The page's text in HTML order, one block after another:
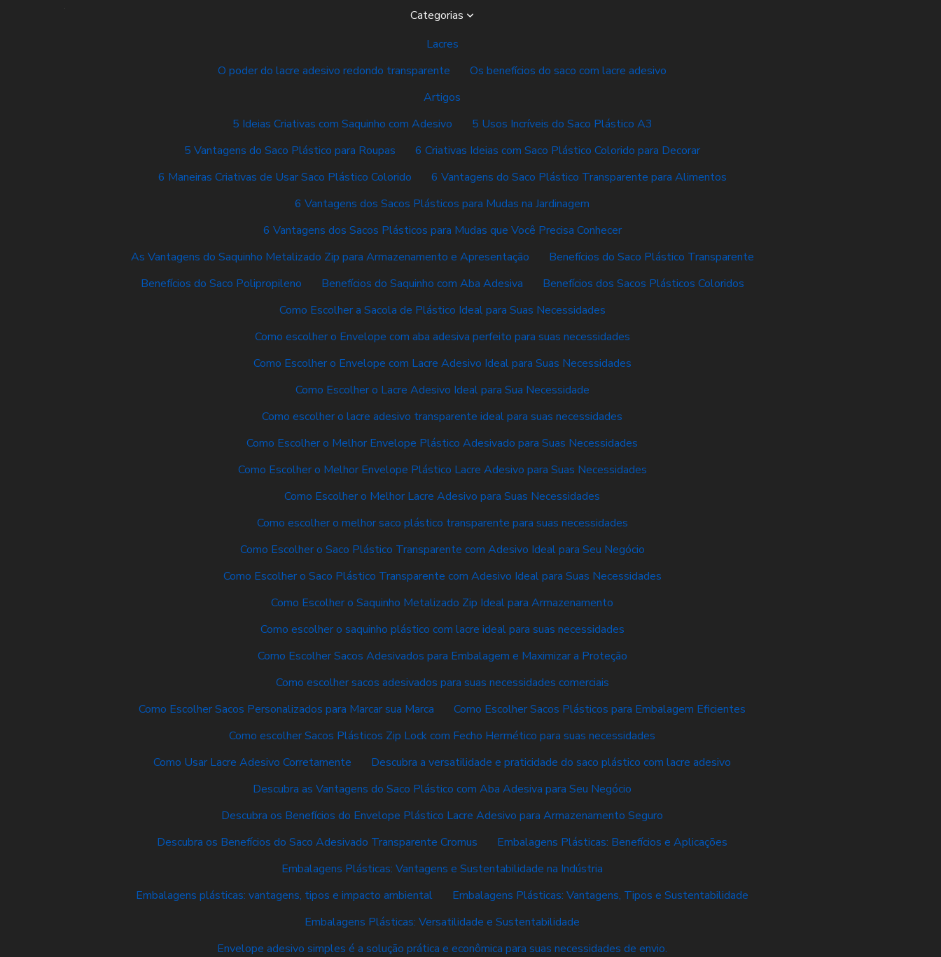
Categorias
Lacres
O poder do lacre adesivo redondo transparente
Os benefícios do saco com lacre adesivo
Artigos
5 Ideias Criativas com Saquinho com Adesivo
5 Usos Incríveis do Saco Plástico A3
5 Vantagens do Saco Plástico para Roupas
6 Criativas Ideias com Saco Plástico Colorido para Decorar
6 Maneiras Criativas de Usar Saco Plástico Colorido
6 Vantagens do Saco Plástico Transparente para Alimentos
6 Vantagens dos Sacos Plásticos para Mudas na Jardinagem
6 Vantagens dos Sacos Plásticos para Mudas que Você Precisa Conhecer
As Vantagens do Saquinho Metalizado Zip para Armazenamento e Apresentação
Benefícios do Saco Plástico Transparente
Benefícios do Saco Polipropileno
Benefícios do Saquinho com Aba Adesiva
Benefícios dos Sacos Plásticos Coloridos
Como Escolher a Sacola de Plástico Ideal para Suas Necessidades
Como escolher o Envelope com aba adesiva perfeito para suas necessidades
Como Escolher o Envelope com Lacre Adesivo Ideal para Suas Necessidades
Como Escolher o Lacre Adesivo Ideal para Sua Necessidade
Como escolher o lacre adesivo transparente ideal para suas necessidades
Como Escolher o Melhor Envelope Plástico Adesivado para Suas Necessidades
Como Escolher o Melhor Envelope Plástico Lacre Adesivo para Suas Necessidades
Como Escolher o Melhor Lacre Adesivo para Suas Necessidades
Como escolher o melhor saco plástico transparente para suas necessidades
Como Escolher o Saco Plástico Transparente com Adesivo Ideal para Seu Negócio
Como Escolher o Saco Plástico Transparente com Adesivo Ideal para Suas Necessidades
Como Escolher o Saquinho Metalizado Zip Ideal para Armazenamento
Como escolher o saquinho plástico com lacre ideal para suas necessidades
Como Escolher Sacos Adesivados para Embalagem e Maximizar a Proteção
Como escolher sacos adesivados para suas necessidades comerciais
Como Escolher Sacos Personalizados para Marcar sua Marca
Como Escolher Sacos Plásticos para Embalagem Eficientes
Como escolher Sacos Plásticos Zip Lock com Fecho Hermético para suas necessidades
Como Usar Lacre Adesivo Corretamente
Descubra a versatilidade e praticidade do saco plástico com lacre adesivo
Descubra as Vantagens do Saco Plástico com Aba Adesiva para Seu Negócio
Descubra os Benefícios do Envelope Plástico Lacre Adesivo para Armazenamento Seguro
Descubra os Benefícios do Saco Adesivado Transparente Cromus
Embalagens Plásticas: Benefícios e Aplicações
Embalagens Plásticas: Vantagens e Sustentabilidade na Indústria
Embalagens plásticas: vantagens, tipos e impacto ambiental
Embalagens Plásticas: Vantagens, Tipos e Sustentabilidade
Embalagens Plásticas: Versatilidade e Sustentabilidade
Envelope adesivo simples é a solução prática e econômica para suas necessidades de envio.